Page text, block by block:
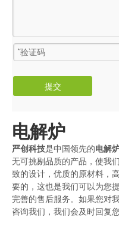
提交
电解炉
严创科技是中国领先的电解
无可挑剔品质的产品，使我
致的设计，优质的原材料，
要的，这也是我们可以为您
完善的售后服务。如果您对
咨询我们，我们会及时回复您